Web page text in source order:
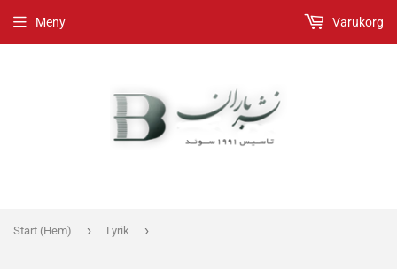
Meny Varukorg
Start (Hem) › Lyrik ›